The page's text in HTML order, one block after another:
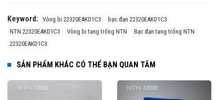
Cấu tạo của vòng bi tang trống NTN
Vòng bi tang trống NTN bao gồm:
Vòng ngoài
Con lăn tang trốngcó kích thước lớn, giúp phân bổ tải
Lồng bi
giữ và định vị con lăn, có thể làm từ đồng, thép
Keyword: Vòng bi 22320EAKD1C3
bạc đạn 22320EAKD1C3
NTN 22320EAKD1C3
Vòng bi tang trống NTN
Bạc đạn tang trống NTN
22320EAKD1C3
SẢN PHẨM KHÁC CÓ THỂ BẠN QUAN TÂM